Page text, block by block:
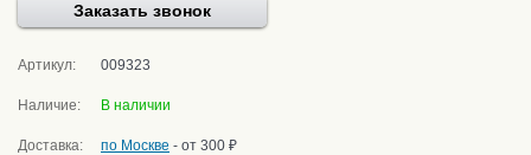
Заказать звонок
Артикул: 009323
Наличие: В наличии
Доставка: по Москве - от 300 ₽